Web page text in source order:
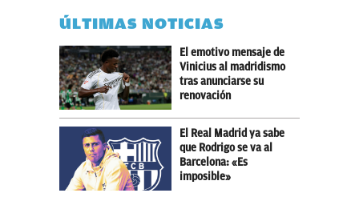
ÚLTIMAS NOTICIAS
El emotivo mensaje de
Vinicius al madridismo
tras anunciarse su
renovación
El Real Madrid ya sabe
que Rodrigo se va al
Barcelona: «Es
imposible»